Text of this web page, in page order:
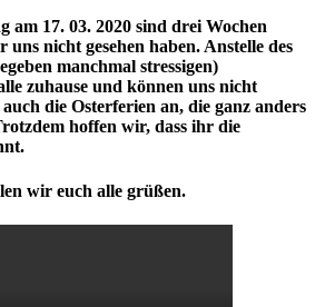
am 17. 03. 2020 sind drei Wochen
uns nicht gesehen haben. Anstelle des
manchmal stressigen)
zuhause und können uns nicht
die Osterferien an, die ganz anders
hoffen wir, dass ihr die
wir euch alle grüßen.